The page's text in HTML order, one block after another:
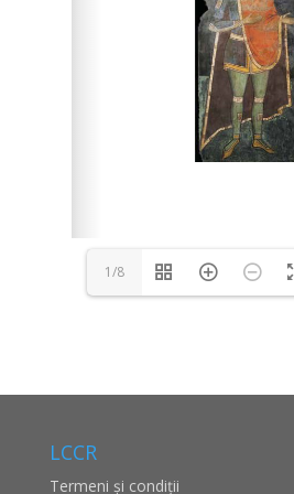
1/8
LCCR
Termeni și condiții